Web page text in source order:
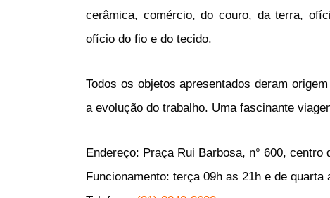
cerâmica, comércio, do couro, da terra,
ofício do fio e do tecido.
Todos os objetos apresentados deram
a evolução do trabalho. Uma fascinante
Endereço: Praça Rui Barbosa, n° 600, centro
Funcionamento: terça 09h as 21h e de quarta